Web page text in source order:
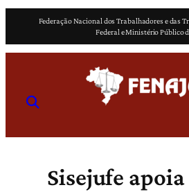
o
Federação Nacional dos Trabalhadores e das
Federal e Ministério Público
Sisejufe apoia